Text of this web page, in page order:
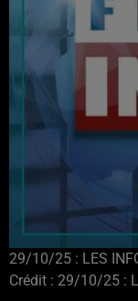
29/10/25 : LES
Crédit : 29/10/25 :